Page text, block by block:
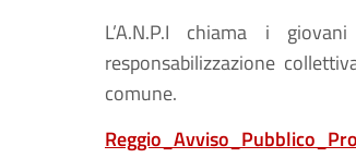
L’A.N.P.I chiama i
responsabilizzazione
comune.